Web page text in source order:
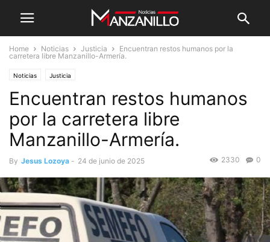
Home Noticias Justicia
Encuentran restos humanos por la
carretera libre Manzanillo-Armería.
Noticias Justicia
Encuentran restos humanos
por la carretera libre
Manzanillo-Armería.
By Jesus Lozoya - 24 de junio de 2025 0
2330